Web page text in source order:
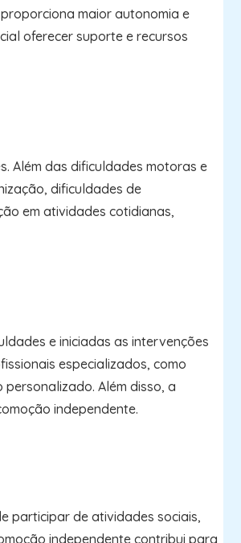
maior autonomia e
oferecer suporte e recursos
Além das dificuldades motoras e
dificuldades de
em atividades cotidianas,
e iniciadas as intervenções
especializados, como
Além disso, a
independente.
participar de atividades sociais,
independente contribui para